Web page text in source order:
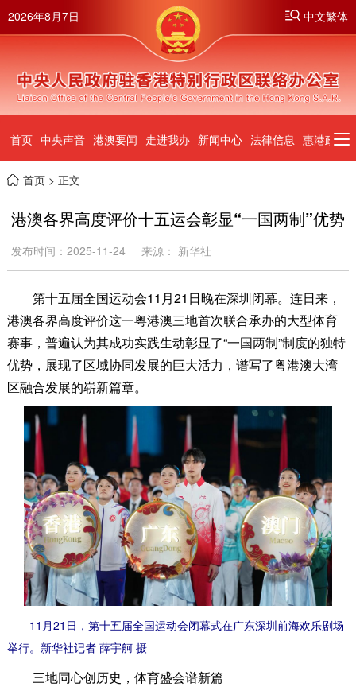
2026年8月7日 中文繁体
首页 中央声音 港澳要闻 走进我办 新闻中心 法律信息 惠港政策
首页> 正文
港澳各界高度评价十五运会彰显“一国两制”优势
发布时间：2025-11-24 来源： 新华社
第十五届全国运动会11月21日晚在深圳闭幕。连日来，
港澳各界高度评价这一粤港澳三地首次联合承办的大型体育
赛事，普遍认为其成功实践生动彰显了“一国两制”制度的独特
优势，展现了区域协同发展的巨大活力，谱写了粤港澳大湾
区融合发展的崭新篇章。
11月21日，第十五届全国运动会闭幕式在广东深圳前海欢乐剧场
举行。新华社记者 薛宇舸 摄
三地同心创历史，体育盛会谱新篇